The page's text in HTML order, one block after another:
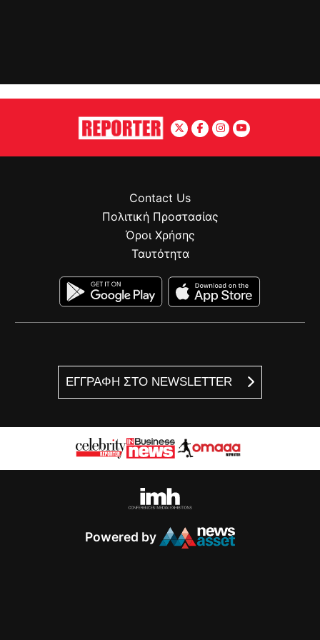
ΕΓΓΡΑΦΗ ΣΤΟ NEWSLETTER
Contact Us
Πολιτική Προστασίας
Όροι Χρήσης
Ταυτότητα
Powered by